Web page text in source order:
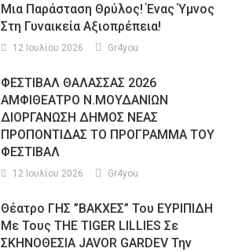
Μια Παράσταση Θρύλος! Ένας Ύμνος
Στη Γυναικεία Αξιοπρέπεια!
12 Ιουλίου 2026 Gr4you
ΦΕΣΤΙΒΑΛ ΘΑΛΑΣΣΑΣ 2026
ΑΜΦΙΘΕΑΤΡΟ Ν.ΜΟΥΔΑΝΙΩΝ
ΔΙΟΡΓΑΝΩΣΗ ΔΗΜΟΣ ΝΕΑΣ
ΠΡΟΠΟΝΤΙΔΑΣ ΤΟ ΠΡΟΓΡΑΜΜΑ ΤΟΥ
ΦΕΣΤΙΒΑΛ
12 Ιουλίου 2026 Gr4you
Θέατρο ΓΗΣ ”ΒΑΚΧΕΣ” Του ΕΥΡΙΠΙΔΗ
Με Τους THE TIGER LILLIES Σε
ΣΚΗΝΟΘΕΣΙΑ JAVOR GARDEV Την